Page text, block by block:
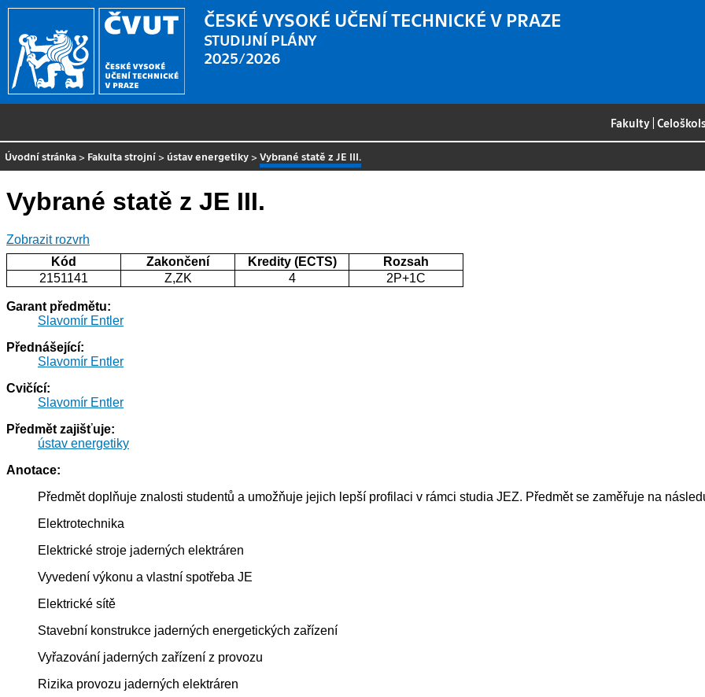
ČESKÉ VYSOKÉ UČENÍ TECHNICKÉ V PRAZE
STUDIJNÍ PLÁNY
2025/2026
Fakulty |
Úvodní stránka > Fakulta strojní > ústav energetiky >Vybrané statě z JE III.
Vybrané statě z JE III.
Zobrazit rozvrh
Kód
Zakončení Kredity (ECTS)
Rozsah
2151141
Z,ZK 4 2P+1C
Garant předmětu:
Slavomír Entler
Přednášející:
Slavomír Entler
Cvičící:
Slavomír Entler
Předmět zajišťuje:
ústav energetiky
Anotace:
Předmět doplňuje znalosti studentů a umožňuje jejich lepší profilaci v rámci studia JEZ. Předmět se zaměřuje na
Elektrotechnika
Elektrické stroje jaderných elektráren
Vyvedení výkonu a vlastní spotřeba JE
Elektrické sítě
Stavební konstrukce jaderných energetických zařízení
Vyřazování jaderných zařízení z provozu
Rizika provozu jaderných elektráren